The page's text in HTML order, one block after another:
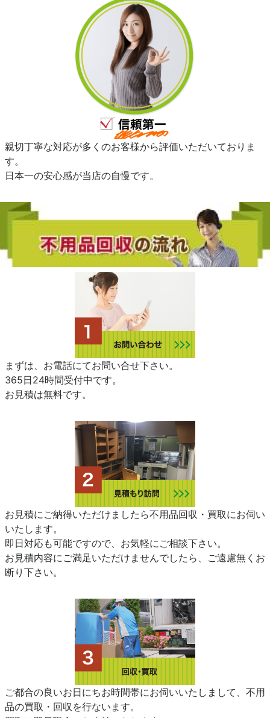
親切丁寧な対応が多くのお客様から評価いただいておりま
す。
日本一の安心感が当店の自慢です。
まずは、お電話にてお問い合せ下さい。
365日24時間受付中です。
お見積は無料です。
お見積にご納得いただけましたら不用品回収・買取にお伺い
いたします。
即日対応も可能ですので、お気軽にご相談下さい。
お見積内容にご満足いただけませんでしたら、ご遠慮無くお
断り下さい。
ご都合の良いお日にちお時間帯にお伺いいたしまして、不用
品の買取・回収を行ないます。